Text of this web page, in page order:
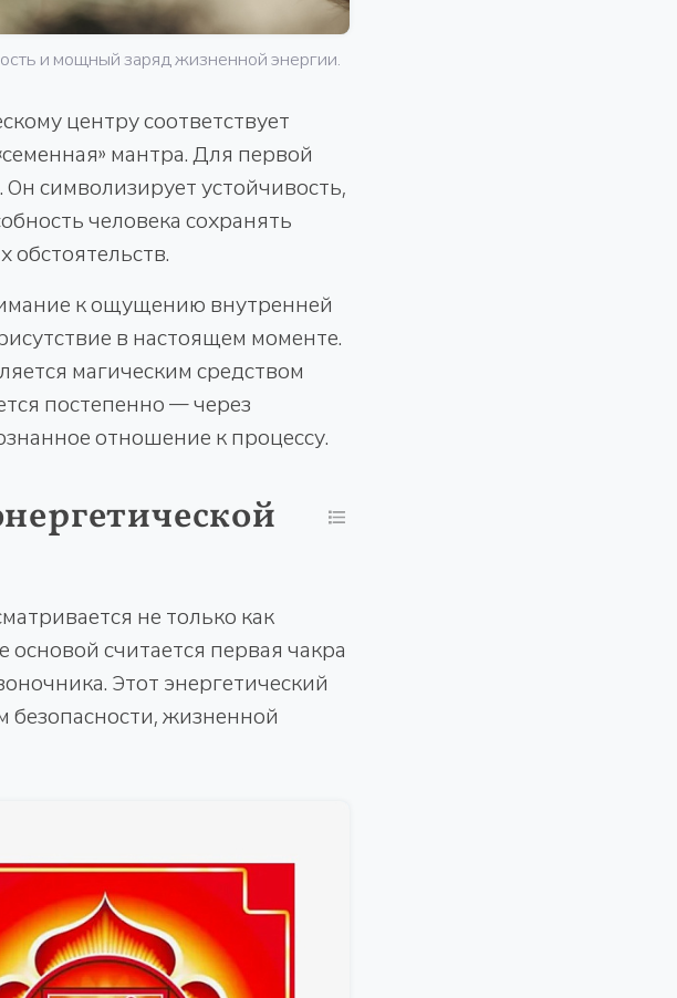
и мощный заряд жизненной энергии.
центру соответствует
мантра. Для первой
. Он символизирует устойчивость,
человека сохранять
обстоятельств.
к ощущению внутренней
в настоящем моменте.
магическим средством
постепенно — через
отношение к процессу.
не только как
основой считается первая чакра
Этот энергетический
жизненной